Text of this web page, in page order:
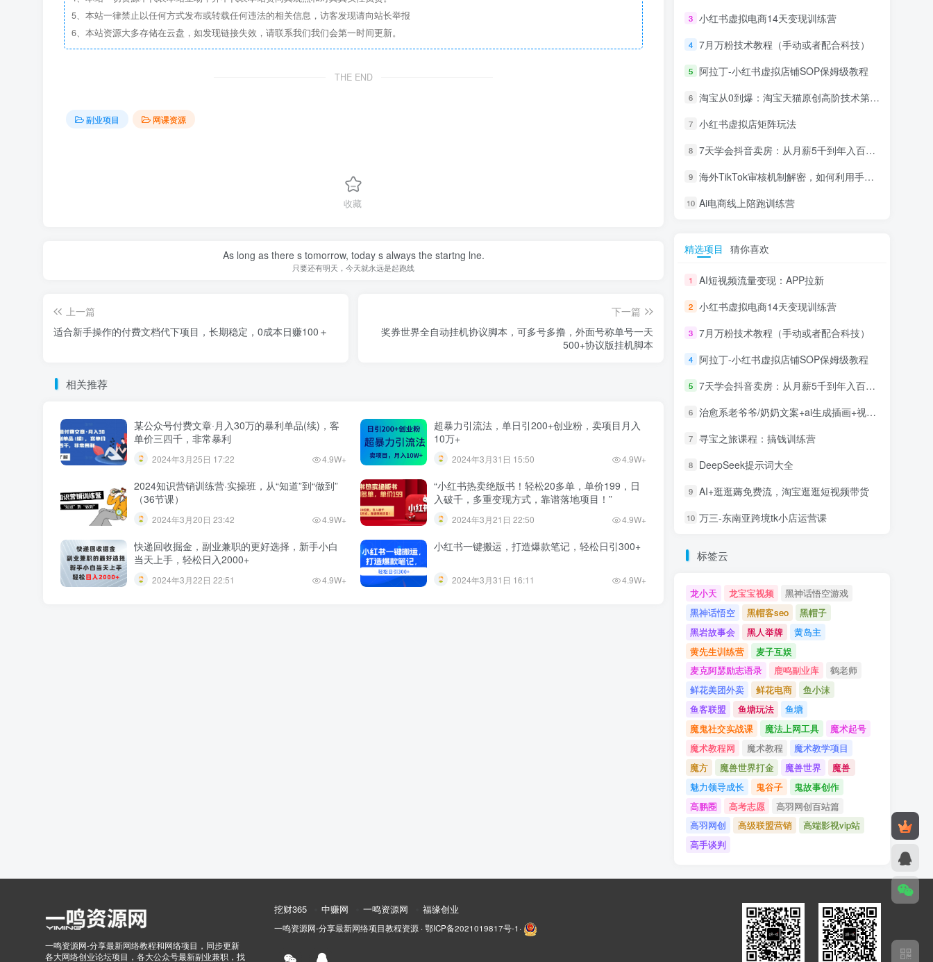
5、本站一律禁止以任何方式发布或转载任何违法的相关信息，访客发现请向站长举报
6、本站资源大多存储在云盘，如发现链接失效，请联系我们我们会第一时间更新。
THE END
副业项目 网课资源
收藏
As long as there s tomorrow, today s always the startng lne.
只要还有明天，今天就永远是起跑线
上一篇
适合新手操作的付费文档代下项目，长期稳定，0成本日赚100＋
下一篇
奖券世界全自动挂机协议脚本，可多号多撸，外面号称单号一天
500+协议版挂机脚本
相关推荐
某公众号付费文章·月入30万的暴利单品(续)，客
单价三四千，非常暴利
2024年3月25日 17:22 4.9W+
超暴力引流法，单日引200+创业粉，卖项目月入
10万+
2024年3月31日 15:50 4.9W+
2024知识营销训练营·实操班，从“知道”到“做到”
（36节课）
2024年3月20日 23:42 4.9W+
“小红书热卖绝版书！轻松20多单，单价199，日
入破千，多重变现方式，靠谱落地项目！”
2024年3月21日 22:50 4.9W+
快递回收掘金，副业兼职的更好选择，新手小白
当天上手，轻松日入2000+
2024年3月22日 22:51 4.9W+
小红书一键搬运，打造爆款笔记，轻松日引300+
2024年3月31日 16:11 4.9W+
3 小红书虚拟电商14天变现训练营
4 7月万粉技术教程（手动或者配合科技）
5 阿拉丁-小红书虚拟店铺SOP保姆级教程
6 淘宝从0到爆：淘宝天猫原创高阶技术第69期
7 小红书虚拟店矩阵玩法
8 7天学会抖音卖房：从月薪5千到年入百万，新时代房产经纪人必备技能
9 海外TikTok审核机制解密，如何利用手法轻松搬运过审
10 Ai电商线上陪跑训练营
精选项目 猜你喜欢
1 AI短视频流量变现：APP拉新
2 小红书虚拟电商14天变现训练营
3 7月万粉技术教程（手动或者配合科技）
4 阿拉丁-小红书虚拟店铺SOP保姆级教程
5 7天学会抖音卖房：从月薪5千到年入百万，新时代房产经纪人必备技能
6 治愈系老爷爷/奶奶文案+ai生成插画+视频号广告分成项目
7 寻宝之旅课程：搞钱训练营
8 DeepSeek提示词大全
9 AI+逛逛薅免费流，淘宝逛逛短视频带货
10 万三-东南亚跨境tk小店运营课
标签云
龙小天 龙宝宝视频
黑神话悟空游戏
黑神话悟空
黑帽客seo
黑帽子
黑岩故事会
黑人举牌
黄岛主
黄先生训练营
麦子互娱
麦克阿瑟励志语录
鹿鸣副业库
鹤老师
鲜花美团外卖
鲜花电商
鱼小沫
鱼客联盟
鱼塘玩法
鱼塘
魔鬼社交实战课
魔法上网工具
魔术起号
魔术教程网
魔术教程
魔术教学项目
魔方
魔兽世界打金 魔兽世界
魔兽
魅力领导成长
鬼谷子
鬼故事创作
高鹏圈
高考志愿
高羽网创百站篇
高羽网创
高级联盟营销
高端影视vip站
高手谈判
一鸣资源网-分享最新网络教程和网络项目，同步更新
各大网络创业论坛项目，各大公众号最新副业兼职，找
挖财365 中赚网 一鸣资源网 福缘创业
一鸣资源网-分享最新网络项目教程资源 · 鄂ICP备2021019817号-1 ·